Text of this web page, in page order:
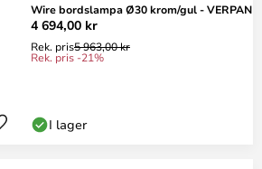
Wire bordslampa Ø30 krom/gul - VERPAN
4 694,00 kr
Rek. pris5 963,00 kr
Rek. pris -21%
I lager